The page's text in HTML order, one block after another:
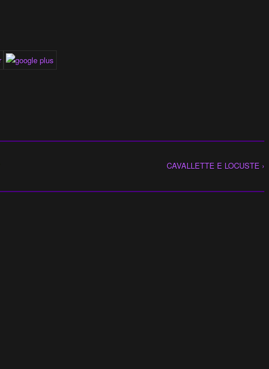
CAVALLETTE E LOCUSTE ›